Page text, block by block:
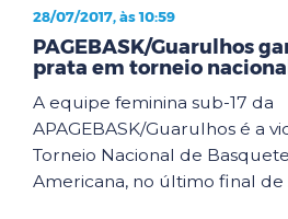
28/07/2017, às 10:59
PAGEBASK/Guarulhos
prata em torneio nacional
A equipe feminina sub-17 da
APAGEBASK/Guarulhos é a
Torneio Nacional de
Americana, no último final de